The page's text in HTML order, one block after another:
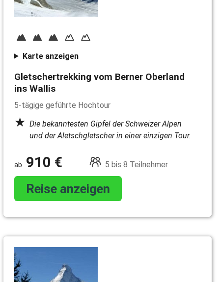
Karte anzeigen
Gletschertrekking vom Berner Oberland
ins Wallis
5-tägige geführte Hochtour
Die bekanntesten Gipfel der Schweizer Alpen
und der Aletschgletscher in einer einzigen Tour.
910 € 5 bis 8 Teilnehmer
Reise anzeigen